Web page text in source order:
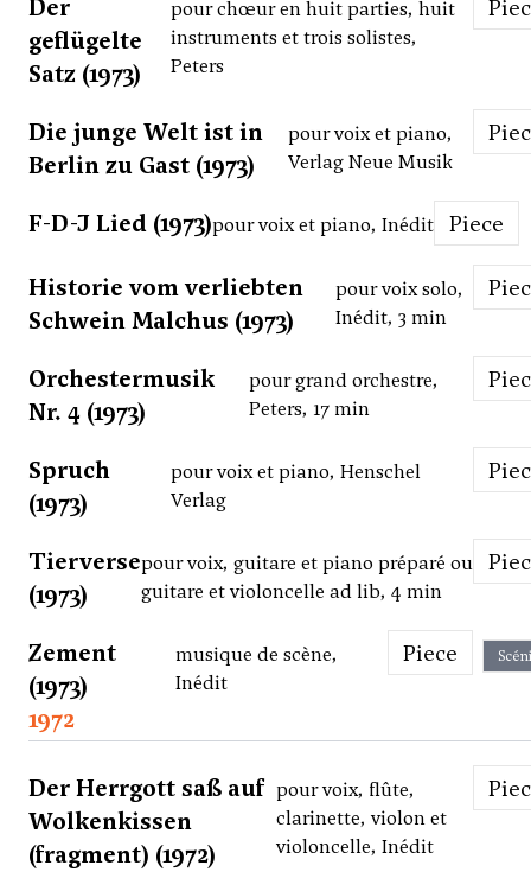
Der
geflügelte
Satz (1973)
pour chœur en huit parties, huit
instruments et trois solistes,
Peters
Die junge Welt ist in
Berlin zu Gast (1973)
pour voix et piano,
Verlag Neue Musik
F-D-J Lied (1973)pour voix et piano, Inédit Piece
Historie vom verliebten
Schwein Malchus (1973)
pour voix solo,
Inédit, 3 min
Orchestermusik
Nr. 4 (1973)
pour grand orchestre,
Peters, 17 min
Spruch
(1973)
pour voix et piano, Henschel
Verlag
Tierverse
(1973)
pour voix, guitare et piano préparé ou
guitare et violoncelle ad lib, 4 min
Zement
(1973)
musique de scène,
Inédit
Piece
1972
Der Herrgott saß auf
Wolkenkissen
(fragment) (1972)
pour voix, flûte,
clarinette, violon et
violoncelle, Inédit